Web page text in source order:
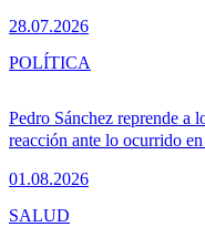
28.07.2026
Pedro Sánchez reprende a
reacción ante lo ocurrido en
01.08.2026
POLÍTICA
SALUD